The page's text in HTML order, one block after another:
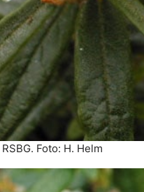
Foto: H. Helm